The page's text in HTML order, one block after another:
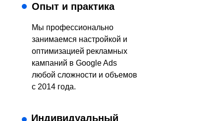
Опыт и практика
Индивидуальный
Мы профессионально
занимаемся настройкой и
оптимизацией рекламных
кампаний в Google Ads
любой сложности и объемов
с 2014 года.